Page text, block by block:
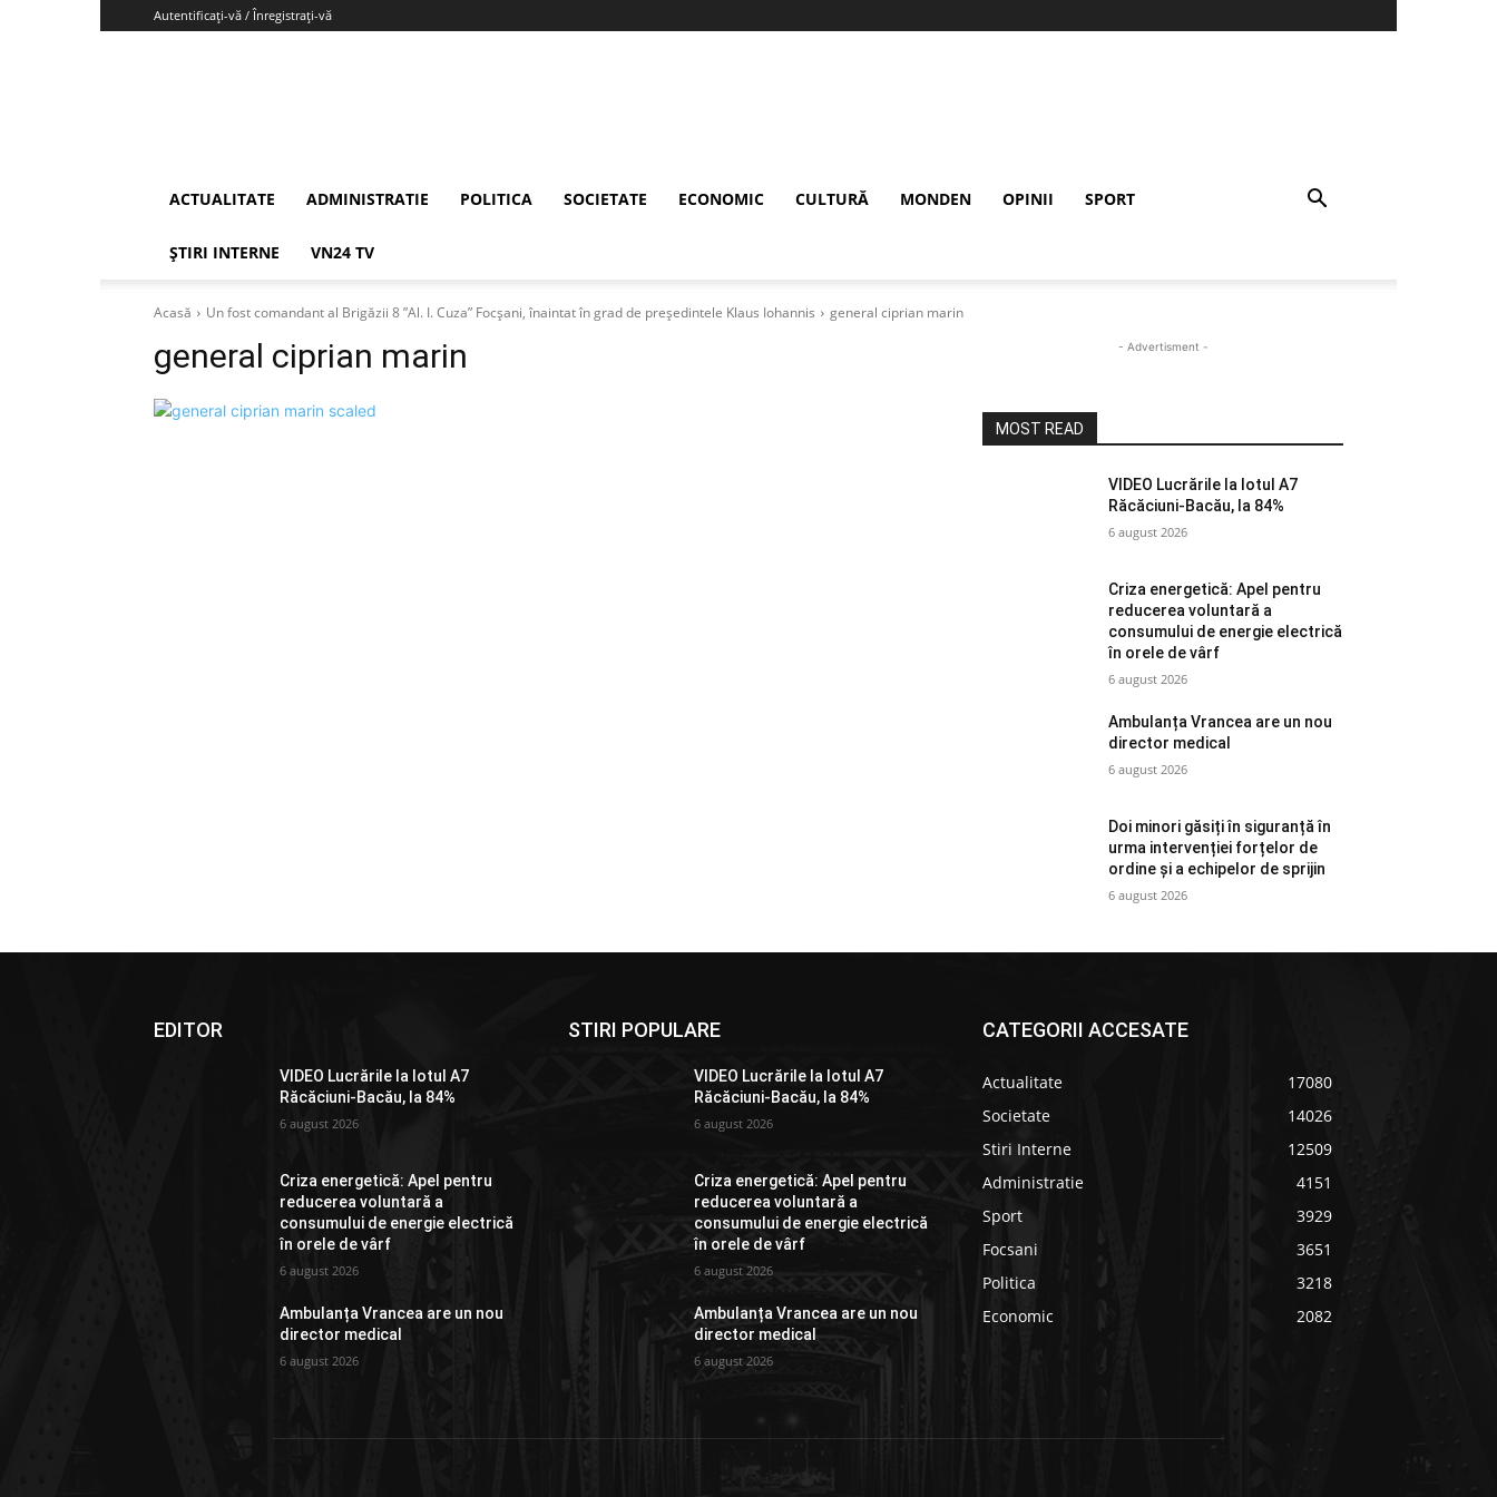
Autentificați-vă / Înregistrați-vă
ACTUALITATE ADMINISTRATIE POLITICA SOCIETATE ECONOMIC CULTURĂ MONDEN OPINII SPORT
ȘTIRI INTERNE VN24 TV
Acasă Un fost comandant al Brigăzii 8 ”Al. I. Cuza” Focșani, înaintat în grad de președintele Klaus Iohannis general ciprian marin
general ciprian marin - Advertisment -
MOST READ
VIDEO Lucrările la lotul A7
Răcăciuni-Bacău, la 84%
6 august 2026
Criza energetică: Apel pentru
reducerea voluntară a
consumului de energie electrică
în orele de vârf
6 august 2026
Ambulanța Vrancea are un nou
director medical
6 august 2026
Doi minori găsiți în siguranță în
urma intervenției forțelor de
ordine și a echipelor de sprijin
6 august 2026
EDITOR
VIDEO Lucrările la lotul A7
Răcăciuni-Bacău, la 84%
6 august 2026
Criza energetică: Apel pentru
reducerea voluntară a
consumului de energie electrică
în orele de vârf
6 august 2026
Ambulanța Vrancea are un nou
director medical
6 august 2026
STIRI POPULARE
VIDEO Lucrările la lotul A7
Răcăciuni-Bacău, la 84%
6 august 2026
Criza energetică: Apel pentru
reducerea voluntară a
consumului de energie electrică
în orele de vârf
6 august 2026
Ambulanța Vrancea are un nou
director medical
6 august 2026
CATEGORII ACCESATE
Actualitate
17080
Societate
14026
Stiri Interne
12509
Administratie
4151
Sport
3929
Focsani
3651
Politica
3218
Economic
2082